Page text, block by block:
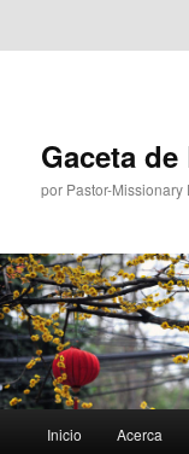
Gaceta
por Pastor-Missionary
principal
Inicio Acerca